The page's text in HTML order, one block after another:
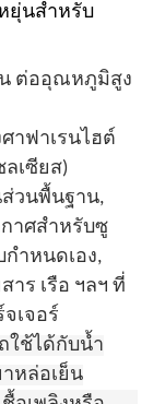
ยุ่นสำหรับ
ต่ออุณหภูมิสูง
าฟาเรนไฮต์
ลเซียส)
วนพื้นฐาน,
าศสำหรับซู
กำหนดเอง,
ร เรือ ฯลฯ ที่
เจอร์
ใช้ได้กับน้ำ
หล่อเย็น